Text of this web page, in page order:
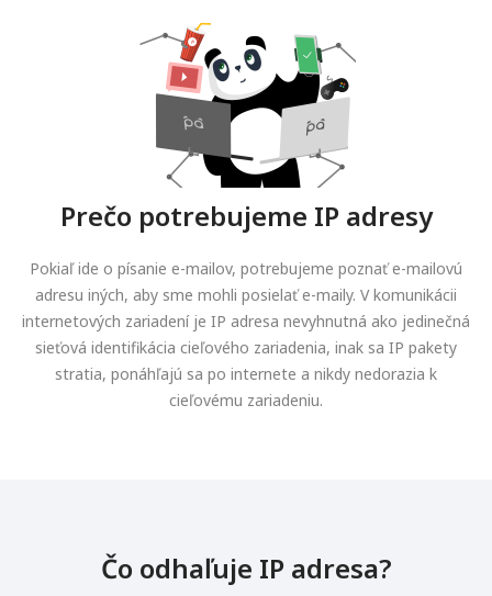
Prečo potrebujeme IP adresy
Pokiaľ ide o písanie e-mailov, potrebujeme poznať e-mailovú
adresu iných, aby sme mohli posielať e-maily. V komunikácii
internetových zariadení je IP adresa nevyhnutná ako jedinečná
sieťová identifikácia cieľového zariadenia, inak sa IP pakety
stratia, ponáhľajú sa po internete a nikdy nedorazia k
cieľovému zariadeniu.
Čo odhaľuje IP adresa?